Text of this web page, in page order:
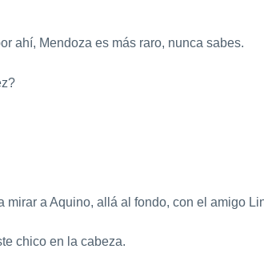
ahí, Mendoza es más raro, nunca sabes.
mirar a Aquino, allá al fondo, con el amigo
chico en la cabeza.